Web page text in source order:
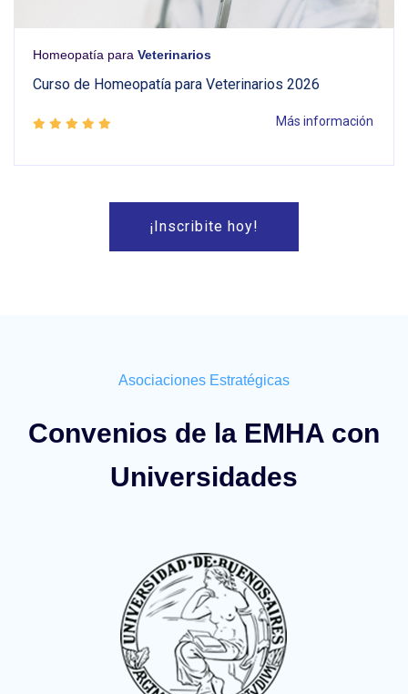
Homeopatía para Veterinarios
Curso de Homeopatía para Veterinarios 2026
Más información
¡Inscribite hoy!
Asociaciones Estratégicas
Convenios de la EMHA con
Universidades